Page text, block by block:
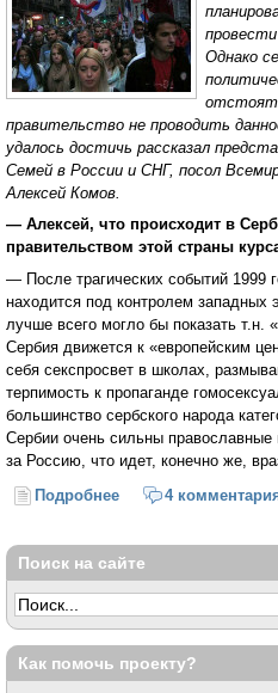
провести
Однако
правительство не проводить
удалось достичь рассказал
Семей в России и СНГ, посол
Алексей Комов.
— Алексей, что происходит в
правительством этой страны
— После трагических событий 1999
находится под контролем западных
лучше всего могло бы показать т.н.
Сербия движется к «европейским
себя секспросвет в школах,
терпимость к пропаганде
большинство сербского народа
Сербии очень сильны
за Россию, что идет, конечно же,
Подробнее о «Стоять до
4
Поиск на сайте
Как помочь проекту?